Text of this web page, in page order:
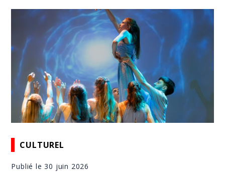
CULTUREL
Publié le 30 juin 2026